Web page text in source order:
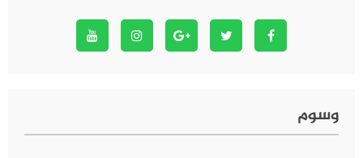
وسوم